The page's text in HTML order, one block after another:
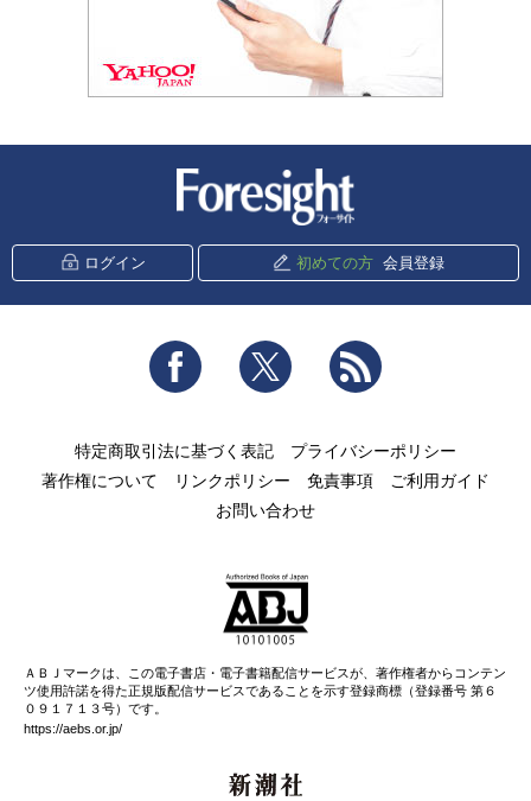
ログイン 初めての方 会員登録
Facebook Twitter
特定商取引法に基づく表記
プライバシーポリシー
著作権について
リンクポリシー 免責事項
ご利用ガイド
お問い合わせ
ＡＢＪマークは、この電子書店・電子書籍配信サービスが、著作権者からコンテン
ツ使用許諾を得た正規版配信サービスであることを示す登録商標（登録番号 第６
０９１７１３号）です。
https://aebs.or.jp/